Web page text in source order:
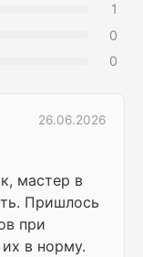
1
0
0
26.06.2026
мастер в
Пришлось
при
в норму.